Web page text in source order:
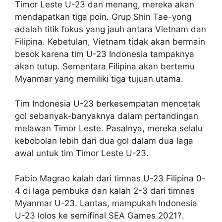
Timor Leste U-23 dan menang, mereka akan
mendapatkan tiga poin. Grup Shin Tae-yong
adalah titik fokus yang jauh antara Vietnam dan
Filipina. Kebetulan, Vietnam tidak akan bermain
besok karena tim U-23 Indonesia tampaknya
akan tutup. Sementara Filipina akan bertemu
Myanmar yang memiliki tiga tujuan utama.
Tim Indonesia U-23 berkesempatan mencetak
gol sebanyak-banyaknya dalam pertandingan
melawan Timor Leste. Pasalnya, mereka selalu
kebobolan lebih dari dua gol dalam dua laga
awal untuk tim Timor Leste U-23.
Fabio Magrao kalah dari timnas U-23 Filipina 0-
4 di laga pembuka dan kalah 2-3 dari timnas
Myanmar U-23. Lantas, mampukah Indonesia
U-23 lolos ke semifinal SEA Games 2021?.